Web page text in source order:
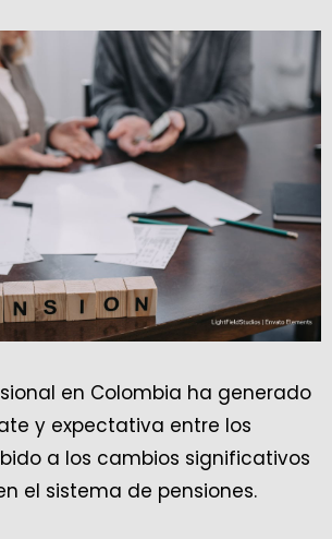
en Colombia ha generado
y expectativa entre los
a los cambios significativos
el sistema de pensiones.